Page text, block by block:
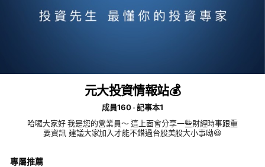
元大投資情報站💰
成員160
記事本1
哈囉大家好 我是您的營業員～ 這上面會分享一些財經時事跟重
要資訊 建議大家加入才能不錯過台股美股大小事呦😆
專屬推薦